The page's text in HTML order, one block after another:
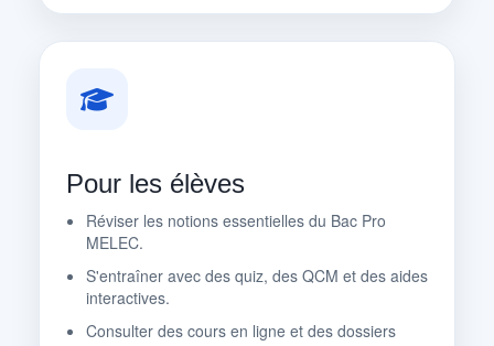
Pour les élèves
Réviser les notions essentielles du Bac Pro
MELEC.
S'entraîner avec des quiz, des QCM et des aides
interactives.
Consulter des cours en ligne et des dossiers